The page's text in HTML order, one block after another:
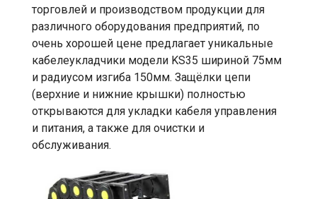
торговлей и производством продукции для
различного оборудования предприятий, по
очень хорошей цене предлагает уникальные
кабелеукладчики модели KS35 шириной 75мм
и радиусом изгиба 150мм. Защёлки цепи
(верхние и нижние крышки) полностью
открываются для укладки кабеля управления
и питания, а также для очистки и
обслуживания.